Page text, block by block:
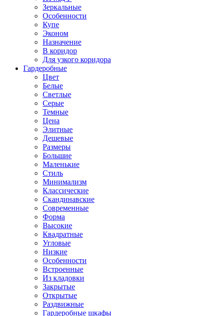
Зеркальные
Особенности
Купе
Эконом
Назначение
В коридор
Для узкого коридора
Гардеробные
Цвет
Белые
Светлые
Серые
Темные
Цена
Элитные
Дешевые
Размеры
Большие
Маленькие
Стиль
Минимализм
Классические
Скандинавские
Современные
Форма
Высокие
Квадратные
Угловые
Низкие
Особенности
Встроенные
Из кладовки
Закрытые
Открытые
Раздвижные
Гардеробные шкафы